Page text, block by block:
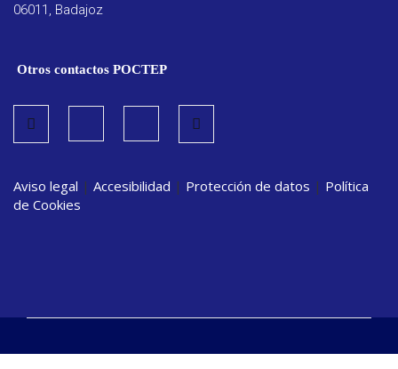
06011, Badajoz
Otros contactos POCTEP
Aviso legal | Accesibilidad | Protección de datos | Política
de Cookies